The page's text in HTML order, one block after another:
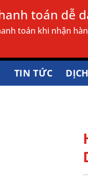
toán dễ
toán khi nhận
TIN TỨC